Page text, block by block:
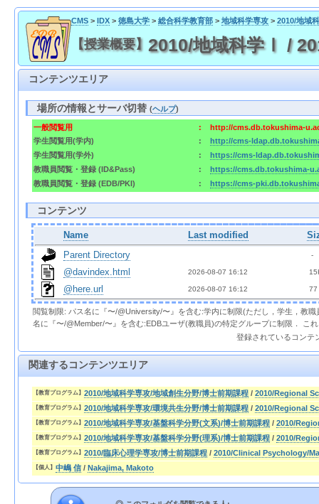
CMS> IDX> 徳島大学> 総合科学教育部> 地域科学専攻> 2010/地域
【授業概要】 2010/地域科学Ⅰ /
コンテンツエリア
場所の情報とサーバ切替(ヘルプ)
一般閲覧用 :
http://cms.db.tokushima-
学生閲覧用(学内)
:
http://cms-
学生閲覧用(学外)
:
https://cms-
教職員閲覧・登録 (ID&Pass)
:
https://cms.db.tokushima-
教職員閲覧・登録 (EDB/PKI)
: https://cms-
コンテンツ
Name Last modified
Parent Directory
  -
@davindex.html 2026-08-07 16:12
@here.url 2026-08-07 16:12 77
閲覧制限: パス名に『〜/@University/〜』を含む:学内に制限(ただし，学生，教
名に『〜/@Member/〜』を含む:EDBユーザ(教職員)の特定グループに制限． こ
登録されているコンテ
関連するコンテンツエリア
【教育プログラム】 2010/地域科学専攻/地域創生分野/博士前期課程 / 2010/Regional
【教育プログラム】 2010/地域科学専攻/環境共生分野/博士前期課程 / 2010/Regional
【教育プログラム】 2010/地域科学専攻/基盤科学分野(文系)/博士前期課程 / 2010/
【教育プログラム】 2010/地域科学専攻/基盤科学分野(理系)/博士前期課程 / 2010/
【教育プログラム】 2010/臨床心理学専攻/博士前期課程 / 2010/Clinical Psychology/
【個人】 中嶋 信 / Nakajima, Makoto